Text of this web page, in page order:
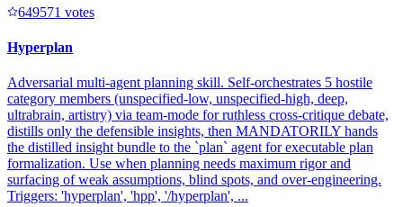
649571 votes
Hyperplan
Adversarial multi-agent planning skill. Self-orchestrates 5 hostile
category members (unspecified-low, unspecified-high, deep,
ultrabrain, artistry) via team-mode for ruthless cross-critique debate,
distills only the defensible insights, then MANDATORILY hands
the distilled insight bundle to the `plan` agent for executable plan
formalization. Use when planning needs maximum rigor and
surfacing of weak assumptions, blind spots, and over-engineering.
Triggers: 'hyperplan', 'hpp', '/hyperplan', ...